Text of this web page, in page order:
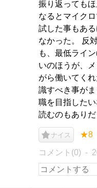
振り返っても
なるとマイク
試した事もあ
なかった。 反
も、最低ライ
いのほうが、
がら働いてく
識すべき事が
職を目指した
読むのもありだ
ナイス ★8
コメント(0)